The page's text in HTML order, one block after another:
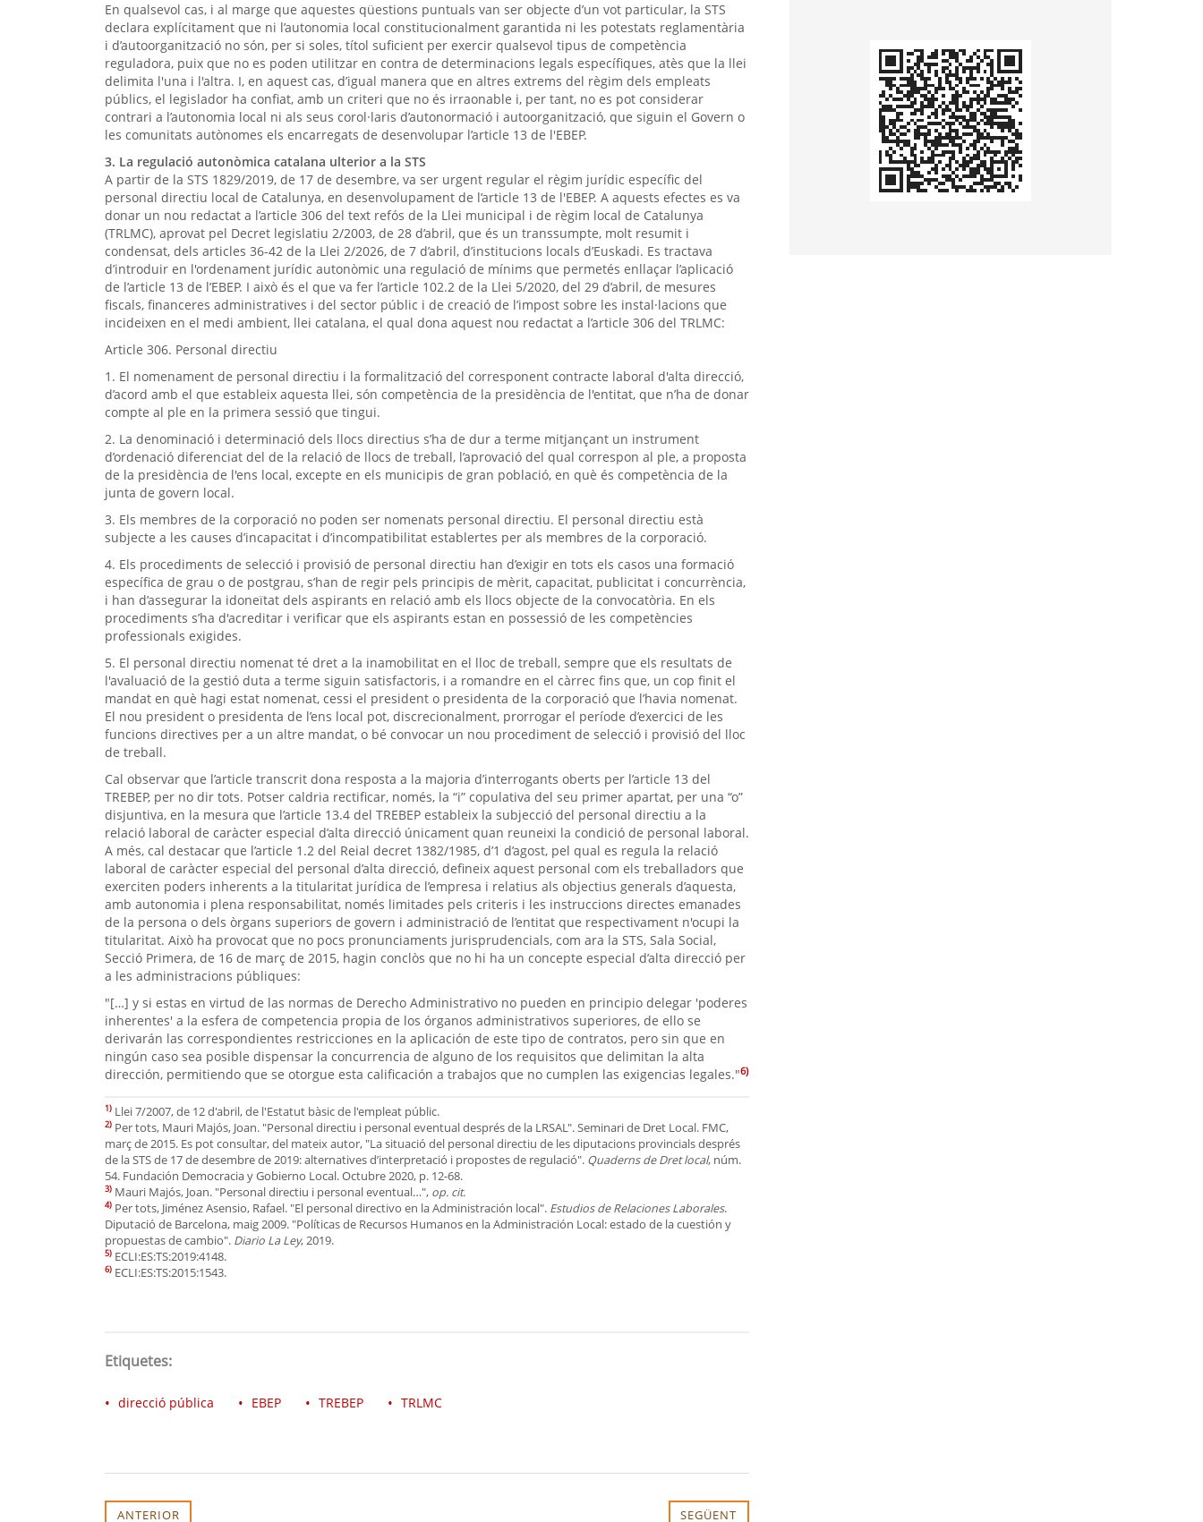
En qualsevol cas, i al marge que aquestes qüestions puntuals van ser objecte d’un vot particular, la STS
declara explícitament que ni l’autonomia local constitucionalment garantida ni les potestats reglamentària
i d’autoorganització no són, per si soles, títol suficient per exercir qualsevol tipus de competència
reguladora, puix que no es poden utilitzar en contra de determinacions legals específiques, atès que la llei
delimita l'una i l'altra. I, en aquest cas, d’igual manera que en altres extrems del règim dels empleats
públics, el legislador ha confiat, amb un criteri que no és irraonable i, per tant, no es pot considerar
contrari a l’autonomia local ni als seus corol·laris d’autonormació i autoorganització, que siguin el Govern o
les comunitats autònomes els encarregats de desenvolupar l’article 13 de l'EBEP.
3. La regulació autonòmica catalana ulterior a la STS
A partir de la STS 1829/2019, de 17 de desembre, va ser urgent regular el règim jurídic específic del
personal directiu local de Catalunya, en desenvolupament de l’article 13 de l'EBEP. A aquests efectes es va
donar un nou redactat a l’article 306 del text refós de la Llei municipal i de règim local de Catalunya
(TRLMC), aprovat pel Decret legislatiu 2/2003, de 28 d’abril, que és un transsumpte, molt resumit i
condensat, dels articles 36-42 de la Llei 2/2026, de 7 d’abril, d’institucions locals d’Euskadi. Es tractava
d’introduir en l'ordenament jurídic autonòmic una regulació de mínims que permetés enllaçar l’aplicació
de l’article 13 de l’EBEP. I això és el que va fer l’article 102.2 de la Llei 5/2020, del 29 d’abril, de mesures
fiscals, financeres administratives i del sector públic i de creació de l’impost sobre les instal·lacions que
incideixen en el medi ambient, llei catalana, el qual dona aquest nou redactat a l’article 306 del TRLMC:
Article 306. Personal directiu
1. El nomenament de personal directiu i la formalització del corresponent contracte laboral d'alta direcció,
d’acord amb el que estableix aquesta llei, són competència de la presidència de l'entitat, que n’ha de donar
compte al ple en la primera sessió que tingui.
2. La denominació i determinació dels llocs directius s’ha de dur a terme mitjançant un instrument
d’ordenació diferenciat del de la relació de llocs de treball, l’aprovació del qual correspon al ple, a proposta
de la presidència de l'ens local, excepte en els municipis de gran població, en què és competència de la
junta de govern local.
3. Els membres de la corporació no poden ser nomenats personal directiu. El personal directiu està
subjecte a les causes d’incapacitat i d’incompatibilitat establertes per als membres de la corporació.
4. Els procediments de selecció i provisió de personal directiu han d’exigir en tots els casos una formació
específica de grau o de postgrau, s’han de regir pels principis de mèrit, capacitat, publicitat i concurrència,
i han d’assegurar la idoneïtat dels aspirants en relació amb els llocs objecte de la convocatòria. En els
procediments s’ha d'acreditar i verificar que els aspirants estan en possessió de les competències
professionals exigides.
5. El personal directiu nomenat té dret a la inamobilitat en el lloc de treball, sempre que els resultats de
l'avaluació de la gestió duta a terme siguin satisfactoris, i a romandre en el càrrec fins que, un cop finit el
mandat en què hagi estat nomenat, cessi el president o presidenta de la corporació que l’havia nomenat.
El nou president o presidenta de l’ens local pot, discrecionalment, prorrogar el període d’exercici de les
funcions directives per a un altre mandat, o bé convocar un nou procediment de selecció i provisió del lloc
de treball.
Cal observar que l’article transcrit dona resposta a la majoria d’interrogants oberts per l’article 13 del
TREBEP, per no dir tots. Potser caldria rectificar, només, la “i” copulativa del seu primer apartat, per una “o”
disjuntiva, en la mesura que l’article 13.4 del TREBEP estableix la subjecció del personal directiu a la
relació laboral de caràcter especial d’alta direcció únicament quan reuneixi la condició de personal laboral.
A més, cal destacar que l’article 1.2 del Reial decret 1382/1985, d’1 d’agost, pel qual es regula la relació
laboral de caràcter especial del personal d’alta direcció, defineix aquest personal com els treballadors que
exerciten poders inherents a la titularitat jurídica de l’empresa i relatius als objectius generals d’aquesta,
amb autonomia i plena responsabilitat, només limitades pels criteris i les instruccions directes emanades
de la persona o dels òrgans superiors de govern i administració de l’entitat que respectivament n'ocupi la
titularitat. Això ha provocat que no pocs pronunciaments jurisprudencials, com ara la STS, Sala Social,
Secció Primera, de 16 de març de 2015, hagin conclòs que no hi ha un concepte especial d’alta direcció per
a les administracions públiques:
"[…] y si estas en virtud de las normas de Derecho Administrativo no pueden en principio delegar 'poderes
inherentes' a la esfera de competencia propia de los órganos administrativos superiores, de ello se
derivarán las correspondientes restricciones en la aplicación de este tipo de contratos, pero sin que en
ningún caso sea posible dispensar la concurrencia de alguno de los requisitos que delimitan la alta
dirección, permitiendo que se otorgue esta calificación a trabajos que no cumplen las exigencias legales."6)
1) Llei 7/2007, de 12 d'abril, de l'Estatut bàsic de l'empleat públic.
2) Per tots, Mauri Majós, Joan. "Personal directiu i personal eventual després de la LRSAL". Seminari de Dret Local. FMC,
març de 2015. Es pot consultar, del mateix autor, "La situació del personal directiu de les diputacions provincials després
de la STS de 17 de desembre de 2019: alternatives d’interpretació i propostes de regulació". Quaderns de Dret local, núm.
54. Fundación Democracia y Gobierno Local. Octubre 2020, p. 12-68.
3) Mauri Majós, Joan. "Personal directiu i personal eventual…", op. cit.
4) Per tots, Jiménez Asensio, Rafael. "El personal directivo en la Administración local". Estudios de Relaciones Laborales.
Diputació de Barcelona, maig 2009. "Políticas de Recursos Humanos en la Administración Local: estado de la cuestión y
propuestas de cambio". Diario La Ley, 2019.
5) ECLI:ES:TS:2019:4148.
6) ECLI:ES:TS:2015:1543.
Etiquetes:
direcció pública EBEP TREBEP TRLMC
ANTERIOR SEGÜENT